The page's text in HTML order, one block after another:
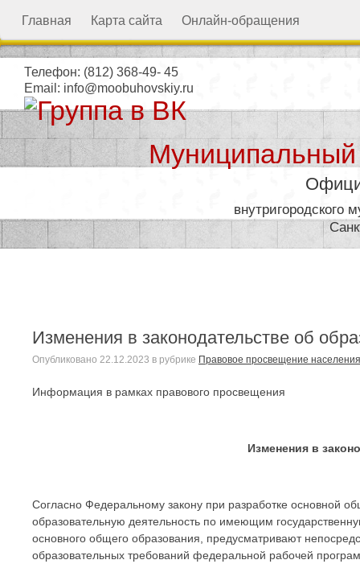
Главная Карта сайта Онлайн-обращения
Телефон: (812) 368-49- 45
Email: info@moobuhovskiy.ru
внутригородского
Изменения в законодательстве об
Опубликовано 22.12.2023 в рубрике Правовое просвещение населения
Информация в рамках правового просвещения
Изменения в
Согласно Федеральному закону при разработке основной
образовательную деятельность по имеющим
основного общего образования, предусматривают
образовательных требований федеральной рабочей